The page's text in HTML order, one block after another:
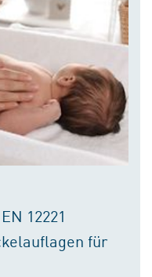
12221
für